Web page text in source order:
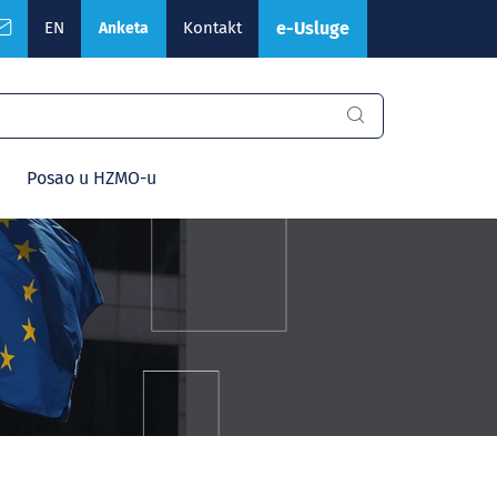
EN Anketa Kontakt e-Usluge
Posao u HZMO-u